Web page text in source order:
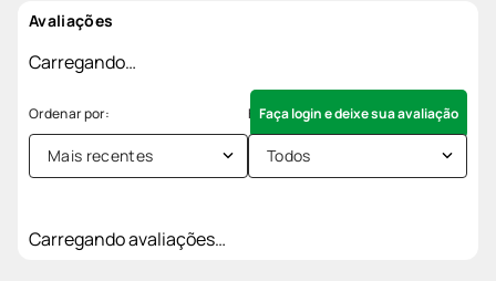
Avaliações
Carregando…
Faça login e deixe sua avaliação
Mais recentes Todos
Carregando avaliações…